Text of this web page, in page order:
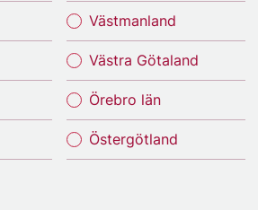
Västmanland
Västra Götaland
Örebro län
Östergötland